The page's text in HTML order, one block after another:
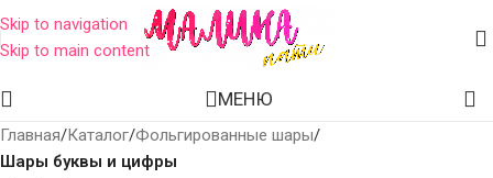
Skip to navigation
Skip to main content
МЕНЮ
Главная Каталог Фольгированные шары
Шары буквы и цифры